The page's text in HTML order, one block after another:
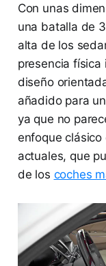
Con unas
una batalla de
alta de los
presencia física
diseño
añadido para
ya que no
enfoque
actuales, que
de los coches